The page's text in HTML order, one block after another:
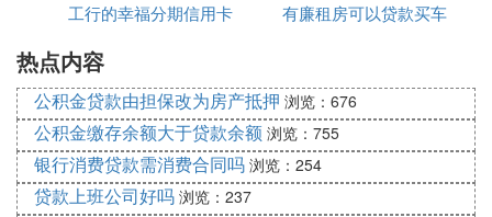
冨埄锛屼娇鍙屾柟鏉冨埄涔夊姟瀵圭瓑銆
(9)鍚屾椂閫夋嫨瀹炲姏銆佷俊瑾夎緝濂界殑缁忛攢鍟
嗕篃鏄鏋佸叾閲嶈佺殑锛屽洜涓虹粡閿鍟嗙殑璇氫俊
鐩存帴褰卞搷鍚堝悓鐨勫饱琛屻
鍦ㄤ拱杞︽椂涓嶈佸繕璁拌㈤棶鎴栨煡鐪嬬粡閿鍟嗘
湰韬鐨勮儗鏅璧勬枡锛岃繖浜涜祫鏂欒嚦灏戝簲褰撳
寘鎷銆婁紒涓氭硶浜鸿惀涓氭墽鐓с嬫敞鍐岃祫鏈锛
何算
工行的幸福分期信用卡
有廉租房可以贷款买车
热点内容
公积金贷款由担保改为房产抵押 浏览：676
公积金缴存余额大于贷款余额 浏览：755
银行消费贷款需消费合同吗 浏览：254
贷款上班公司好吗 浏览：237